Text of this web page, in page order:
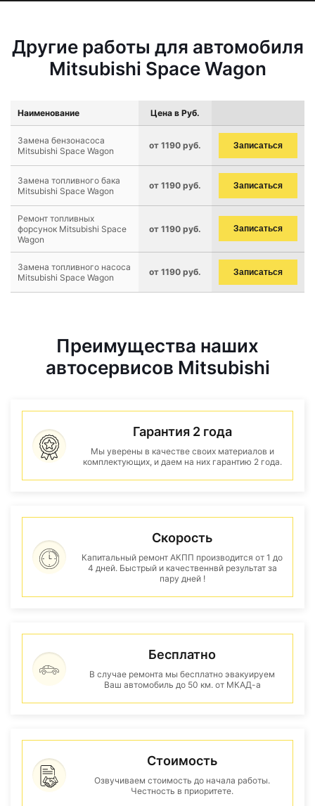
Другие работы для автомобиля
Mitsubishi Space Wagon
Наименование Цена в Руб.
Замена бензонасоса
Mitsubishi Space Wagon
от 1190 руб. Записаться
Замена топливного бака
Mitsubishi Space Wagon
от 1190 руб. Записаться
Ремонт топливных
форсунок Mitsubishi Space
Wagon
от 1190 руб. Записаться
Замена топливного насоса
Mitsubishi Space Wagon
от 1190 руб. Записаться
Преимущества наших
автосервисов Mitsubishi
Гарантия 2 года
Мы уверены в качестве своих материалов и
комплектующих, и даем на них гарантию 2 года.
Скорость
Капитальный ремонт АКПП производится от 1 до
4 дней. Быстрый и качественнвй результат за
пару дней !
Бесплатно
В случае ремонта мы бесплатно эвакуируем
Ваш автомобиль до 50 км. от МКАД-а
Стоимость
Озвучиваем стоимость до начала работы.
Честность в приоритете.